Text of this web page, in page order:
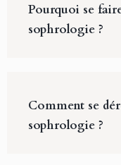
Pourquoi se
sophrologie ?
Comment se
sophrologie ?